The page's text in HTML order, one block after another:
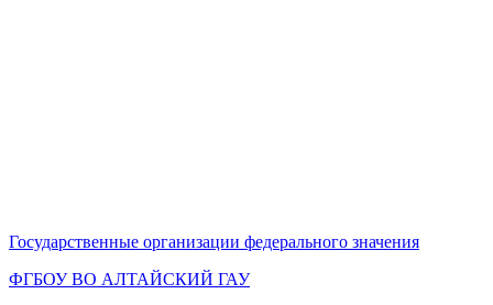
Государственные организации федерального значения
ФГБОУ ВО АЛТАЙСКИЙ ГАУ